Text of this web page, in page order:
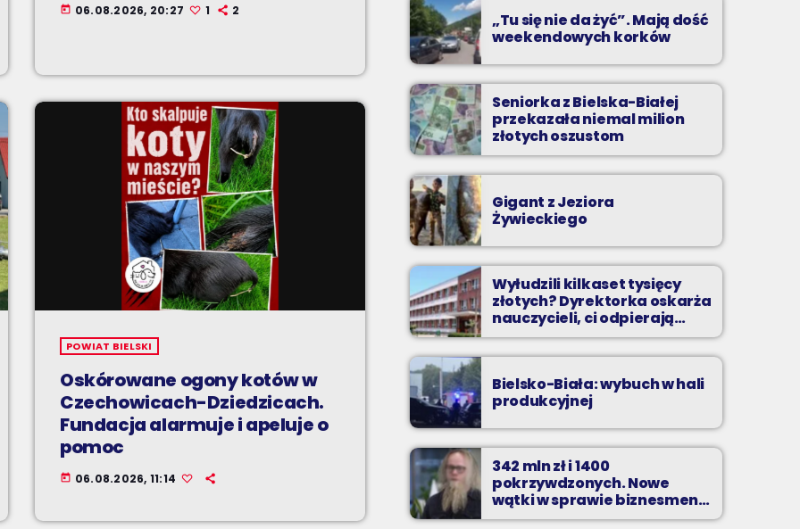
today 06.08.2026, 20:27 1 2
POWIAT BIELSKI
Oskórowane ogony kotów w
Czechowicach-Dziedzicach.
Fundacja alarmuje i apeluje o
pomoc
today 06.08.2026, 11:14
„Tu się nie da żyć”. Mają dość
weekendowych korków
Seniorka z Bielska-Białej
przekazała niemal milion
złotych oszustom
Gigant z Jeziora
Żywieckiego
Wyłudzili kilkaset tysięcy
złotych? Dyrektorka oskarża
nauczycieli, ci odpierają
zarzuty
Bielsko-Biała: wybuch w hali
produkcyjnej
342 mln zł i 1400
pokrzywdzonych. Nowe
wątki w sprawie biznesmena
z Bielska-Białej